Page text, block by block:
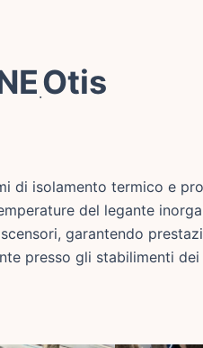
·Otis
di isolamento termico e
del legante
garantendo
presso gli stabilimenti